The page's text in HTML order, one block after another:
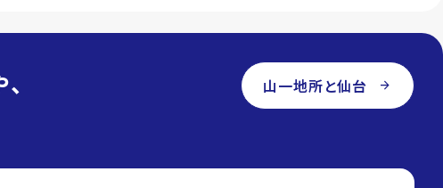
山一地所と仙台 arrow_forward